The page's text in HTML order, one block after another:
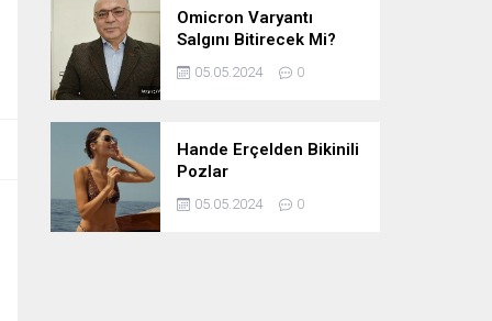
Omicron Varyantı
Salgını Bitirecek Mi?
05.05.2024 0
Hande Erçelden Bikinili
Pozlar
05.05.2024 0